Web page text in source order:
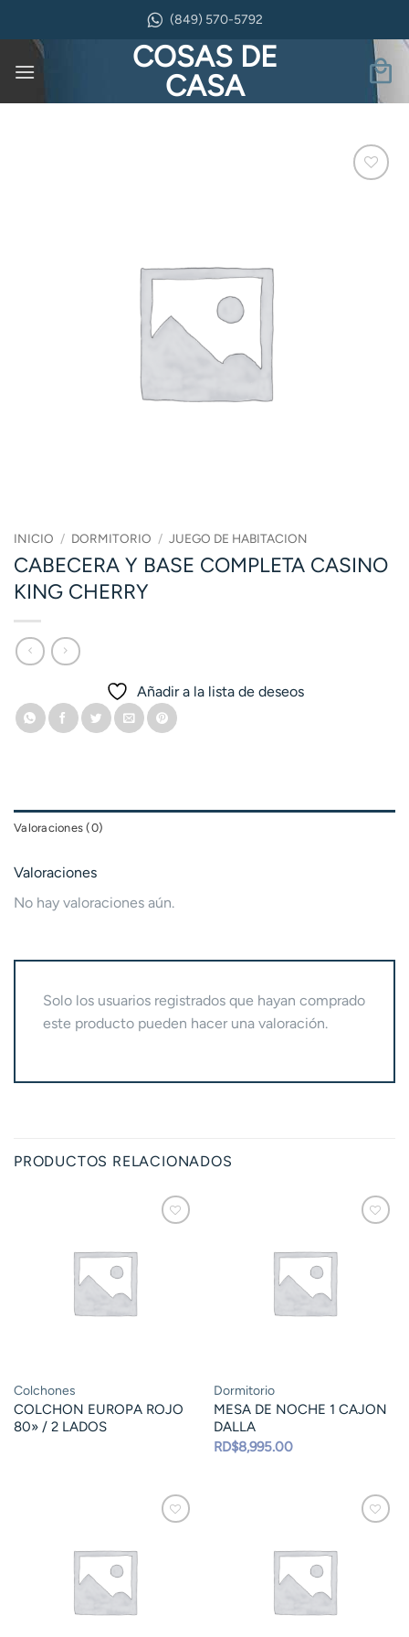
contenido
(849) 570-5792
COSAS DE
CASA
INICIO / DORMITORIO / JUEGO DE HABITACION
CABECERA Y BASE COMPLETA CASINO
KING CHERRY
Añadir a la lista de deseos
Valoraciones (0)
Valoraciones
No hay valoraciones aún.
Solo los usuarios registrados que hayan comprado
este producto pueden hacer una valoración.
PRODUCTOS RELACIONADOS
Colchones
COLCHON EUROPA ROJO
80» / 2 LADOS
Dormitorio
MESA DE NOCHE 1 CAJON
DALLA
RD$8,995.00